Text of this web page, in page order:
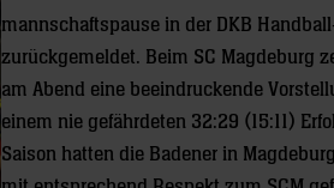
mannschaftspause in der DKB
zurückgemeldet. Beim SC Magdeburg
am Abend eine beeindruckende
einem nie gefährdeten 32:29 (15:11)
Saison hatten die Badener in